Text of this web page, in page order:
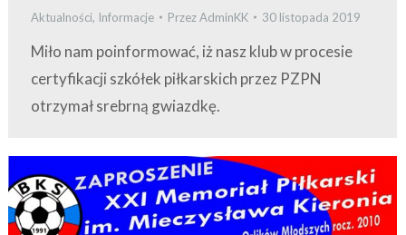
Aktualności, Informacje PrzezAdminKK 30 listopada 2019
Miło nam poinformować, iż nasz klub w procesie
certyfikacji szkółek piłkarskich przez PZPN
otrzymał srebrną gwiazdkę.